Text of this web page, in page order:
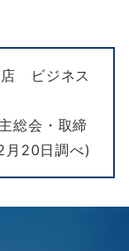
ビジネス
総会・取締
月20日調べ)